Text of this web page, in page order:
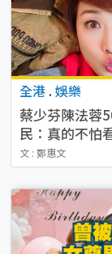
全港 . 娛樂
蔡少芬陳法蓉
民：真的不怕
文 : 鄭惠文